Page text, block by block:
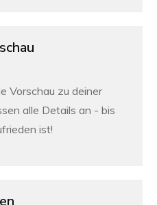
Vorschau zu deiner
alle Details an - bis
ist!